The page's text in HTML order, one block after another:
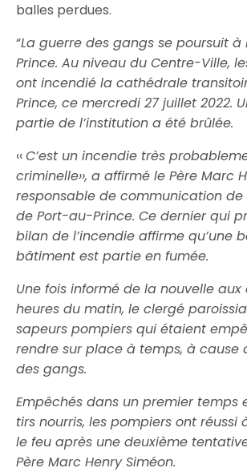
balles perdues.
“La guerre des gangs se poursuit
Prince. Au niveau du Centre-Ville,
ont incendié la cathédrale
Prince, ce mercredi 27 juillet 2022.
partie de l’institution a été brûlée.
‹‹C’est un incendie très
criminelle››, a affirmé le Père Marc
responsable de communication de
de Port-au-Prince. Ce dernier qui
bilan de l’incendie affirme qu’une
bâtiment est partie en fumée.
Une fois informé de la nouvelle aux
heures du matin, le clergé
sapeurs pompiers qui étaient
rendre sur place à temps, à cause
des gangs.
Empêchés dans un premier temps
tirs nourris, les pompiers ont réussi
le feu après une deuxième
Père Marc Henry Siméon.